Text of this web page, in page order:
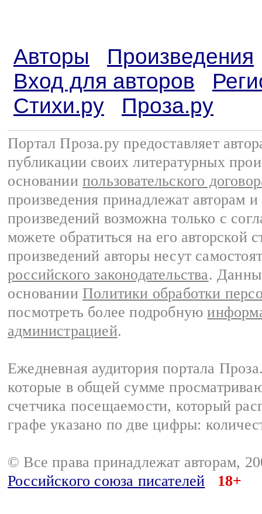
Авторы
Произведения
Вход для авторов
Стихи.ру
Проза.ру
Портал Проза.ру предоставляет
публикации своих литературных
основании пользовательского
произведения принадлежат авторам
произведений возможна только с
можете обратиться на его авторской
произведений авторы несут
российского законодательства.
основании Политики обработки
посмотреть более подробную
администрацией.
Ежедневная аудитория портала
которые в общей сумме
счетчика посещаемости, который
графе указано по две цифры:
© Все права принадлежат авторам,
Российского союза писателей
18+